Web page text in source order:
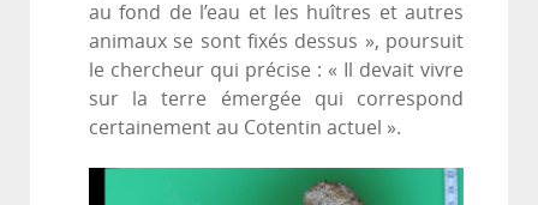
au fond de l’eau et les huîtres et autres
animaux se sont fixés dessus », poursuit
le chercheur qui précise : « Il devait vivre
sur la terre émergée qui correspond
certainement au Cotentin actuel ».